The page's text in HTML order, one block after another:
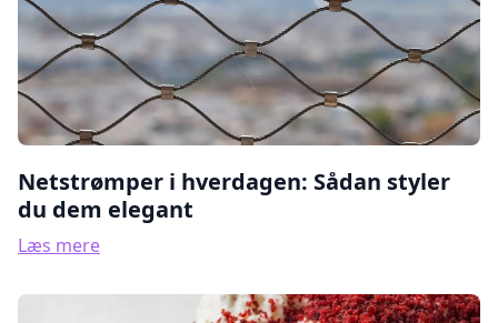
Netstrømper i hverdagen: Sådan styler
du dem elegant
Læs mere